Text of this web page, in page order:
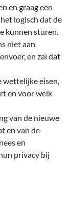
en graag een
logisch dat de
kunnen sturen.
niet aan
en zal dat
wettelijke eisen,
en voor welk
van de nieuwe
en van de
en
privacy bij